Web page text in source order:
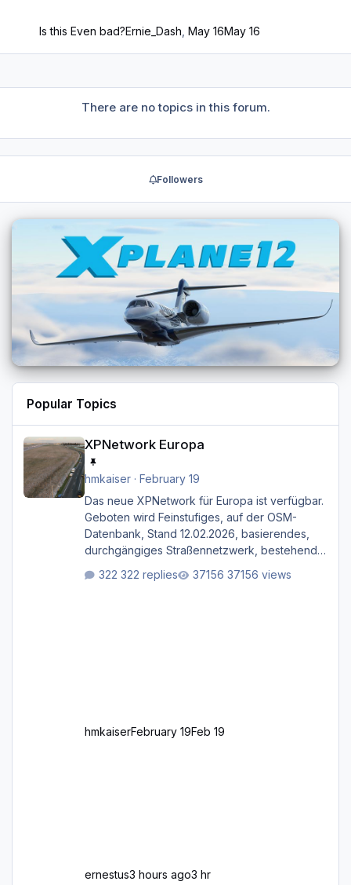
Is this Even bad?Ernie_Dash ,May 16May 16
There are no topics in this forum.
Followers
Popular Topics
XPNetwork Europa
XPNetwork Europa
hmkaiser· February 19
Das neue XPNetwork für Europa ist verfügbar.
Geboten wird Feinstufiges, auf der OSM-
Datenbank, Stand 12.02.2026, basierendes,
durchgängiges Straßen­netzwerk, bestehend
sekundären, tertiären und sonstigen Straßen,
322 replies 37156 views
hmkaiserFebruary 19Feb 19
ernestus3 hours ago3 hr